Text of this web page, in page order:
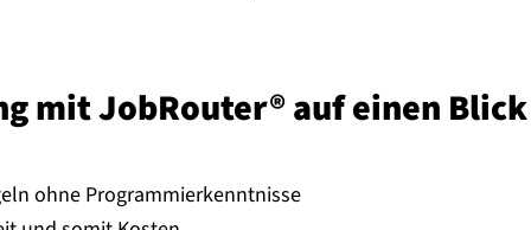
mit JobRouter® auf einen Blick
ohne Programmierkenntnisse